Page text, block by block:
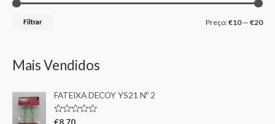
Filtrar Preço:€10— €20
Mais Vendidos
FATEIXA DECOY YS21 Nº 2
A
€8,70